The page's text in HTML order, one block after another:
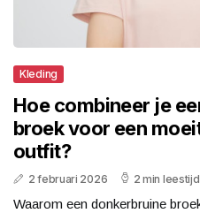
Kleding
Hoe combineer je
broek voor een
outfit?
2 februari 2026 2 min leestijd
Waarom een donkerbruine